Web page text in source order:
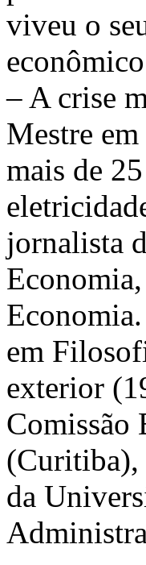
viveu o
– A crise
Mestre
mais de
jornalista
em
exterior
Comissão
(Curitiba),
da